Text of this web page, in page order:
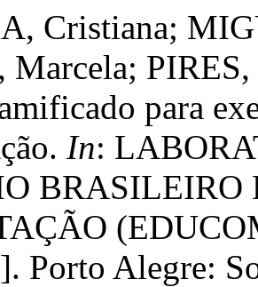
Cristiana;
Marcela;
para
In:
Porto Alegre: